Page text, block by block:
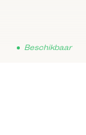
Beschikbaar